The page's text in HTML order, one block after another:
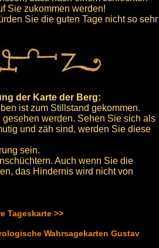
Sie zukommen werden!
Sie die guten Tage nicht so sehr
der Karte der Berg:
ist zum Stillstand gekommen.
gesehen werden. Sehen Sie sich als
und zäh sind, werden Sie diese
sein.
Auch wenn Sie die
das Hindernis wird nicht von
Tageskarte >>
Wahrsagekarten Gustav